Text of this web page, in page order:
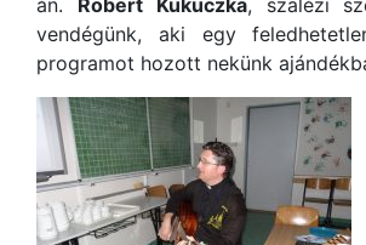
án. Robert Kukuczka, szalézi
vendégünk, aki egy
programot hozott nekünk